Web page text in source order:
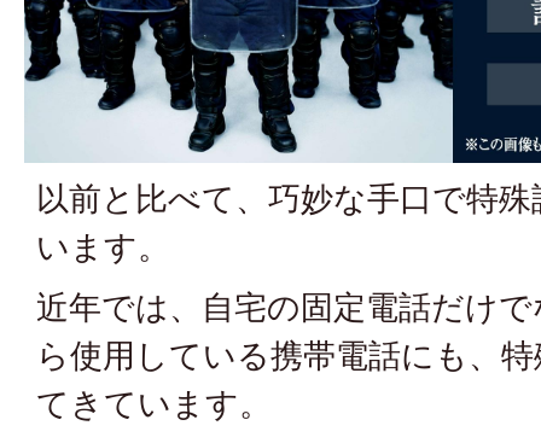
以前と比べて、巧妙な手口で特
います。
近年では、自宅の固定電話だけ
ら使用している携帯電話にも、
てきています。